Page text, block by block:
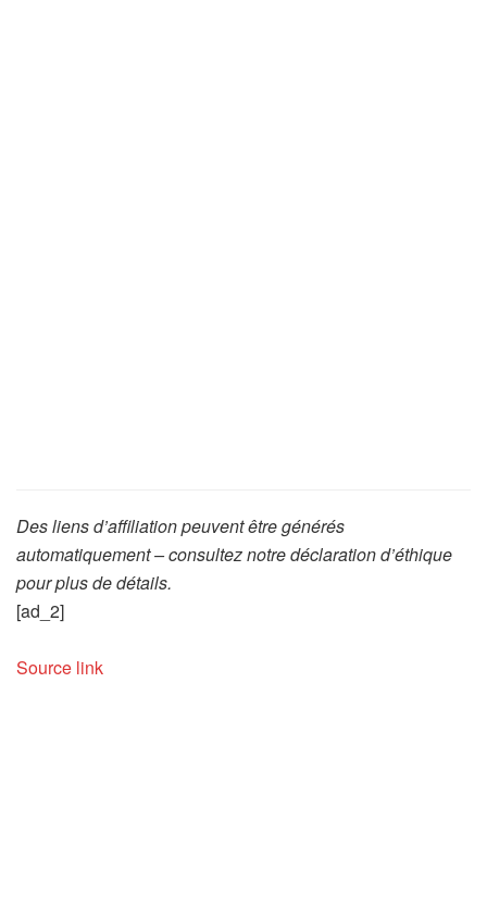
Des liens d’affiliation peuvent être générés
automatiquement – consultez notre déclaration d’éthique
pour plus de détails.
[ad_2]
Source link